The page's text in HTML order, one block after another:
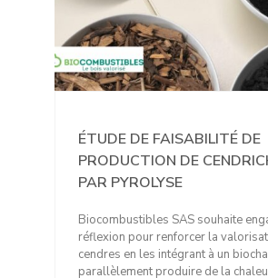
ÉTUDE DE FAISABILITÉ DE
PRODUCTION DE
PAR PYROLYSE
Biocombustibles SAS souhaite
réflexion pour renforcer la
cendres en les intégrant à un
parallèlement produire de la